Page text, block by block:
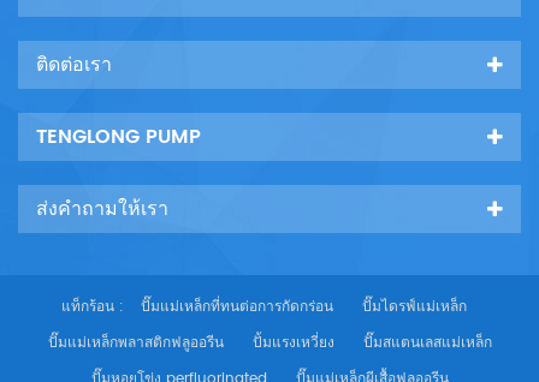
ติดต่อเรา
TENGLONG PUMP
ส่งคำถามให้เรา
แท็กร้อน : ปั๊มแม่เหล็กที่ทนต่อการกัดกร่อน
ปั๊มไดรฟ์แม่เหล็ก
ปั๊มแม่เหล็กพลาสติกฟลูออรีน
ปั้มแรงเหวี่ยง
ปั๊มสแตนเลสแม่เหล็ก